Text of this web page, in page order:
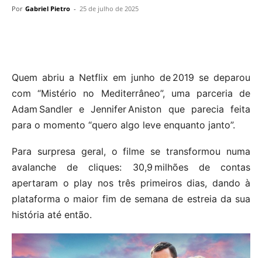
Por Gabriel Pietro - 25 de julho de 2025
Quem abriu a Netflix em junho de 2019 se deparou
com “Mistério no Mediterrâneo”, uma parceria de
Adam Sandler e Jennifer Aniston que parecia feita
para o momento “quero algo leve enquanto janto”.
Para surpresa geral, o filme se transformou numa
avalanche de cliques: 30,9 milhões de contas
apertaram o play nos três primeiros dias, dando à
plataforma o maior fim de semana de estreia da sua
história até então.